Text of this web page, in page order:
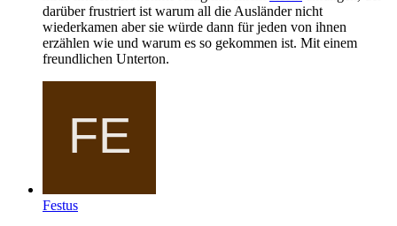
darüber frustriert ist warum all die Ausländer nicht
wiederkamen aber sie würde dann für jeden von ihnen
erzählen wie und warum es so gekommen ist. Mit einem
freundlichen Unterton.
Festus